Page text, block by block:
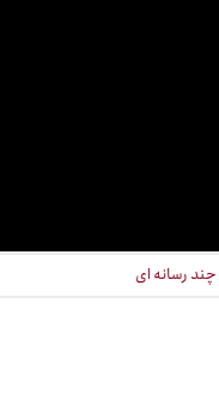
چند رسانه ای